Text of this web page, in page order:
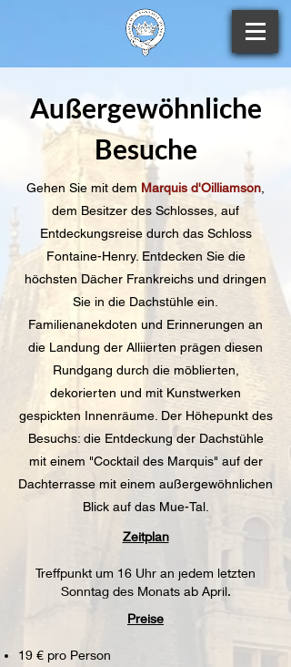
Außergewöhnliche
Besuche
Gehen Sie mit dem Marquis d'Oilliamson
dem Besitzer des Schlosses, auf
Entdeckungsreise durch das Schloss
Fontaine-Henry. Entdecken Sie die
höchsten Dächer Frankreichs und dringen
Sie in die Dachstühle ein.
Familienanekdoten und Erinnerungen an
die Landung der Alliierten prägen diesen
Rundgang durch die möblierten,
dekorierten und mit Kunstwerken
gespickten Innenräume. Der Höhepunkt des
Besuchs: die Entdeckung der Dachstühle
mit einem "Cocktail des Marquis" auf der
Dachterrasse mit einem außergewöhnlichen
Blick auf das Mue-Tal.
Zeitplan
Treffpunkt um 16 Uhr an jedem letzten
Sonntag des Monats ab April.
Preise
19 € pro Person